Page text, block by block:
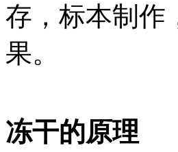
存，标本制作
果。
冻干的原理